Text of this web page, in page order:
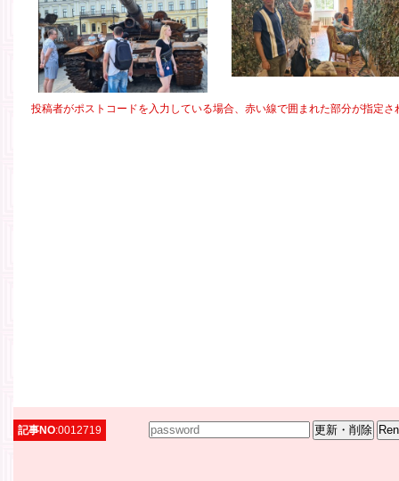
投稿者がポストコードを入力している場合、赤い線で囲まれた部分が指定
記事NO:0012719